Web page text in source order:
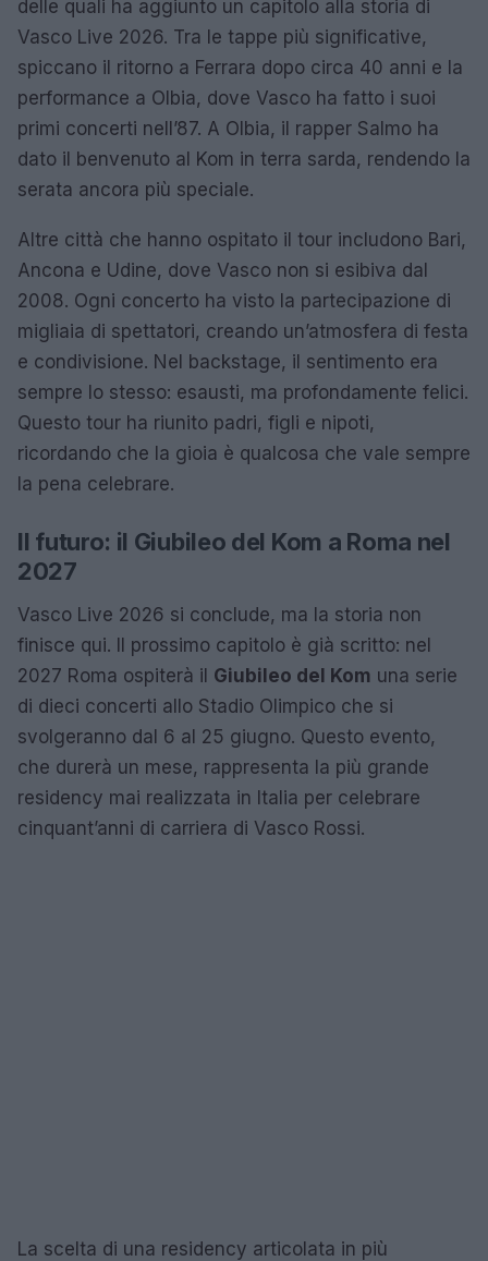
delle quali ha aggiunto un capitolo alla storia di
Vasco Live 2026. Tra le tappe più significative,
spiccano il ritorno a Ferrara dopo circa 40 anni e la
performance a Olbia, dove Vasco ha fatto i suoi
primi concerti nell’87. A Olbia, il rapper Salmo ha
dato il benvenuto al Kom in terra sarda, rendendo la
serata ancora più speciale.
Altre città che hanno ospitato il tour includono Bari,
Ancona e Udine, dove Vasco non si esibiva dal
2008. Ogni concerto ha visto la partecipazione di
migliaia di spettatori, creando un’atmosfera di festa
e condivisione. Nel backstage, il sentimento era
sempre lo stesso: esausti, ma profondamente felici.
Questo tour ha riunito padri, figli e nipoti,
ricordando che la gioia è qualcosa che vale sempre
la pena celebrare.
Il futuro: il Giubileo del Kom a Roma nel
2027
Vasco Live 2026 si conclude, ma la storia non
finisce qui. Il prossimo capitolo è già scritto: nel
2027 Roma ospiterà il Giubileo del Kom una serie
di dieci concerti allo Stadio Olimpico che si
svolgeranno dal 6 al 25 giugno. Questo evento,
che durerà un mese, rappresenta la più grande
residency mai realizzata in Italia per celebrare
cinquant’anni di carriera di Vasco Rossi.
La scelta di una residency articolata in più